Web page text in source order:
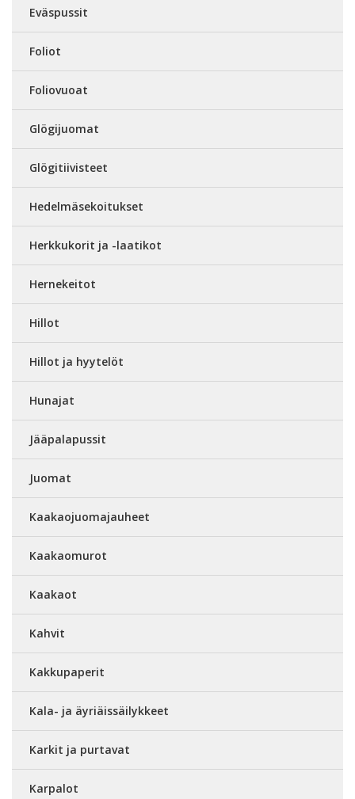
Eväspussit
Foliot
Foliovuoat
Glögijuomat
Glögitiivisteet
Hedelmäsekoitukset
Herkkukorit ja -laatikot
Hernekeitot
Hillot
Hillot ja hyytelöt
Hunajat
Jääpalapussit
Juomat
Kaakaojuomajauheet
Kaakaomurot
Kaakaot
Kahvit
Kakkupaperit
Kala- ja äyriäissäilykkeet
Karkit ja purtavat
Karpalot